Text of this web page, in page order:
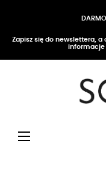
Zapisz się do newslettera, a
informacje
Przełącz
☰